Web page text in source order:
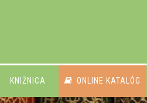
KNIŽNICA ONLINE KATALÓG